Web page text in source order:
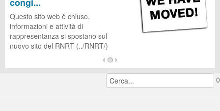
Questo sito web è chiuso,
informazioni e attività di
rappresentanza si spostano sul
nuovo sito del RNRT (../RNRT/)
0
CUG